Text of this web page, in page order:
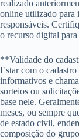
realizado
online utilizado para
responsáveis.
o recurso digital para
**Validade do
Estar com o
informativos e
sorteios ou
base nele.
meses, ou sempre
de estado civil,
composição do